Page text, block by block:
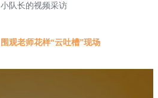
小队长的视频采访
围观老师花样“云吐槽”现场